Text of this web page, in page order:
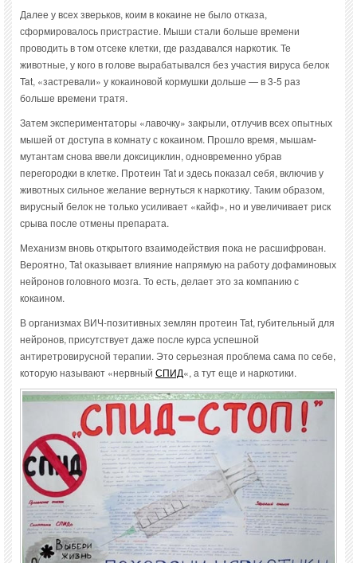
Далее у всех зверьков, коим в кокаине не было отказа,
сформировалось пристрастие. Мыши стали больше времени
проводить в том отсеке клетки, где раздавался наркотик. Те
животные, у кого в голове вырабатывался без участия вируса белок
Tat, «застревали» у кокаиновой кормушки дольше — в 3-5 раз
больше времени тратя.
Затем экспериментаторы «лавочку» закрыли, отлучив всех опытных
мышей от доступа в комнату с кокаином. Прошло время, мышам-
мутантам снова ввели доксициклин, одновременно убрав
перегородки в клетке. Протеин Tat и здесь показал себя, включив у
животных сильное желание вернуться к наркотику. Таким образом,
вирусный белок не только усиливает «кайф», но и увеличивает риск
срыва после отмены препарата.
Механизм вновь открытого взаимодействия пока не расшифрован.
Вероятно, Tat оказывает влияние напрямую на работу дофаминовых
нейронов головного мозга. То есть, делает это за компанию с
кокаином.
В организмах ВИЧ-позитивных землян протеин Tat, губительный для
нейронов, присутствует даже после курса успешной
антиретровирусной терапии. Это серьезная проблема сама по себе,
которую называют «нервный СПИД«, а тут еще и наркотики.